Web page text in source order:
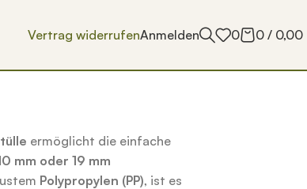
Vertrag widerrufenAnmelden 0 0 / 0,00
ermöglicht die einfache
mm oder 19 mm
Polypropylen (PP), ist es